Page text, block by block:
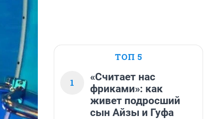
ТОП 5
1
«Считает нас
фриками»: как
живет подросший
сын Айзы и Гуфа